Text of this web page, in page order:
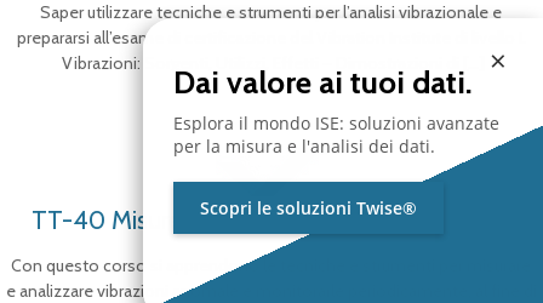
Saper utilizzare tecniche e strumenti per l’analisi vibrazionale e
prepararsi all’esame di certificazione del Vibration Institute di livello I.
Vibrazioni: Sorgenti, Utilizzi, Effetti – Dimostrazioni di
TT-40 Misure di vibrazione macchine rotanti
Con questo corso si apprendono le tecniche e strumenti per misurare
e analizzare vibrazioni anomale e monitorarle periodicamente, al fine di
×
Dai valore ai tuoi dati.
Esplora il mondo ISE: soluzioni avanzate
per la misura e l'analisi dei dati.
Scopri le soluzioni Twise®